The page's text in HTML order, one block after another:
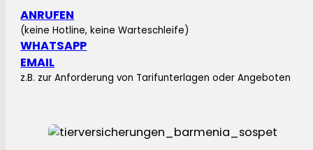
ANRUFEN
(keine Hotline, keine Warteschleife)
WHATSAPP
EMAIL
z.B. zur Anforderung von Tarifunterlagen oder Angeboten